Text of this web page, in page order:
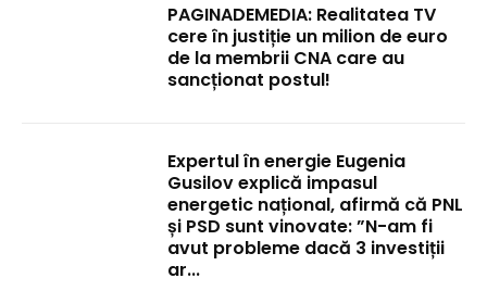
PAGINADEMEDIA: Realitatea TV
cere în justiție un milion de euro
de la membrii CNA care au
sancționat postul!
Expertul în energie Eugenia
Gusilov explică impasul
energetic național, afirmă că PNL
și PSD sunt vinovate: ”N-am fi
avut probleme dacă 3 investiții
ar...